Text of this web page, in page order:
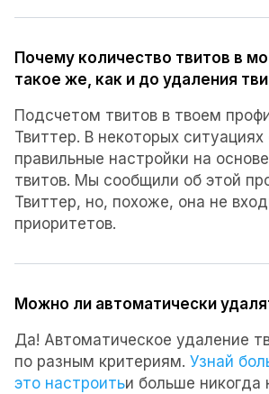
Почему количество твитов в
такое же, как и до удаления
Подсчетом твитов в твоем
Твиттер. В некоторых
правильные настройки на
твитов. Мы сообщили об этой
Твиттер, но, похоже, она не
приоритетов.
Можно ли автоматически
Да! Автоматическое удаление
по разным критериям. Узнай
это настроитьи больше никогда